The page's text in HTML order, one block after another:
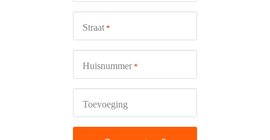
Straat *
Huisnummer *
Toevoeging